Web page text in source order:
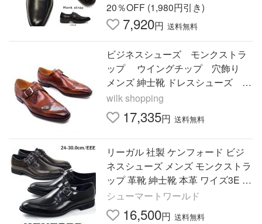
20％OFF (1,980円引き)
7,920円 送料無料
ビジネスシューズ モンクストラ
ップ ウイングチップ 穴飾り
メンズ 紳士靴 ドレスシューズ 革
靴 本革 春夏
wilk shopping
17,335円 送料無料
リーガル 社製 ケンフォード ビジ
ネスシューズ メンズ モンクストラ
ップ 革靴 紳士靴 本革 ワイズ3E レ
ザーシューズ リクルート フレッシ
ャーズ フォーマル KP29
シューマートワールド
16,500円 送料無料